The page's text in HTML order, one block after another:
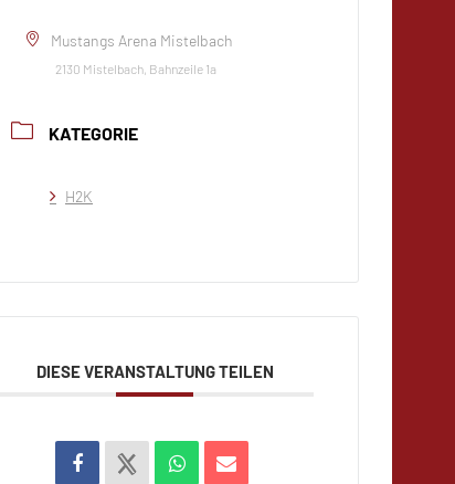
Mustangs Arena Mistelbach
2130 Mistelbach, Bahnzeile 1a
KATEGORIE
H2K
DIESE VERANSTALTUNG TEILEN